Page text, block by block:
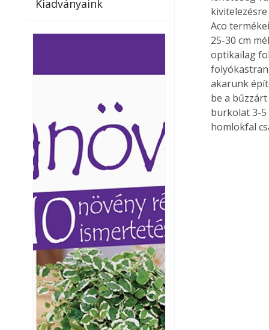
az otthonában, útközben vagy
elérhetők lapszámaink. Bárhol,
az otthonában,
nyaralás, pihenés
elérhetők
bármikor, akár
vagy dolgozva is
Ezermester
Laptapir kényelmes
mert: – t
Kiadványaink
Aco
25-30 cm
optikailag
akarunk
be a
burkolat 3-5
homlokfal